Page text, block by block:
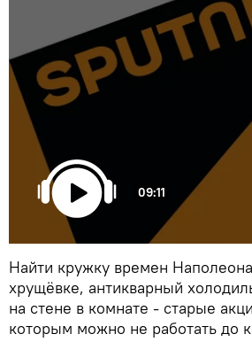
09:11
Найти кружку времен
хрущёвке, антикварный
на стене в комнате - старые
которым можно не работать до